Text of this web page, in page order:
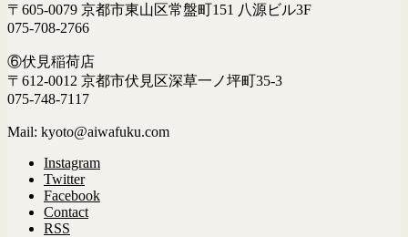
〒605-0079 京都市東山区常盤町151 八源ビル3F
075-708-2766
⑥伏見稲荷店
〒612-0012 京都市伏見区深草一ノ坪町35-3
075-748-7117
Mail: kyoto@aiwafuku.com
Instagram
Twitter
Facebook
Contact
RSS